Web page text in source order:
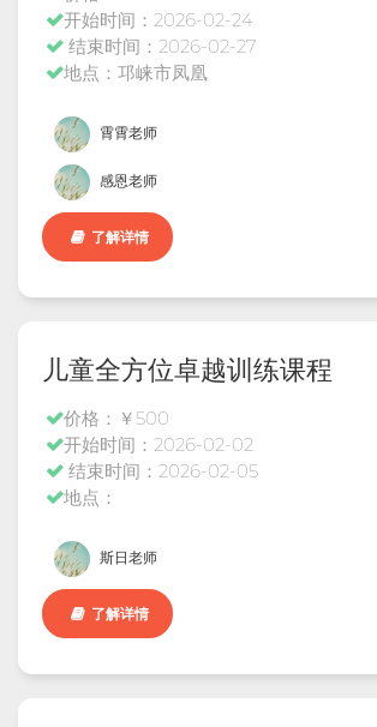
开始时间：2026-02-24
结束时间：2026-02-27
地点：邛崃市凤凰
霄霄老师
感恩老师
了解详情
儿童全方位卓越训练课程
价格：￥500
开始时间：2026-02-02
结束时间：2026-02-05
地点：
斯日老师
了解详情